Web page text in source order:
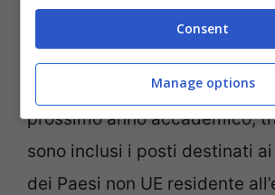
Medicina veterinaria (lingua
un totale provvisorio di 1.272
disponibili per
prossimo anno accademico;
sono inclusi i posti destinati
dei Paesi non UE residente
Consent
Manage options